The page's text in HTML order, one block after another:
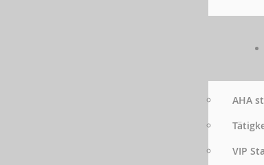
AHA
VIP